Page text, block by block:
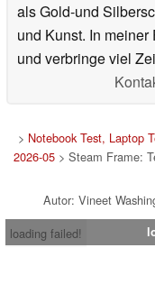
als Gold-und
und Kunst. In
und verbringe viel
> Notebook Test, Laptop
2026-05> Steam Frame:
Autor: Vineet
loading failed!